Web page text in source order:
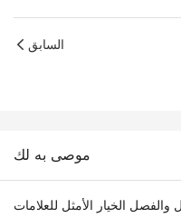
السابق
موصى به لك
والفصل الخيار الأمثل للعلامات